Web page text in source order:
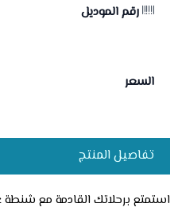
رقم الموديل
السعر
تفاصيل المنتج
استمتع برحلاتك القادمة مع